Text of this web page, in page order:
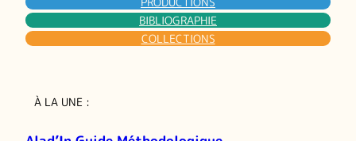
BIBLIOGRAPHIE
COLLECTIONS
À LA UNE :